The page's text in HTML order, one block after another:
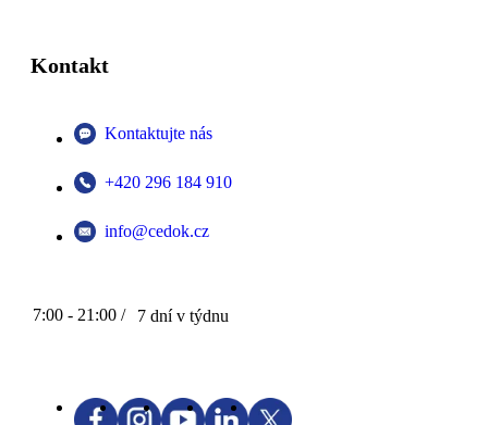
Kontakt
Kontaktujte nás
+420 296 184 910
info@cedok.cz
7:00 - 21:00 / 7 dní v týdnu